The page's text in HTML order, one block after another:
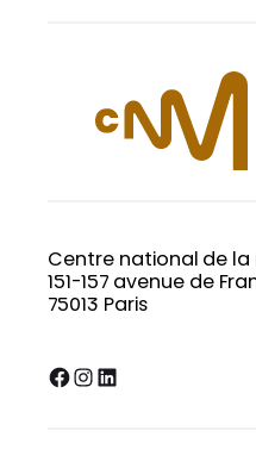
Centre national de la
151-157 avenue de
75013 Paris
Facebook InstagramLinkedIn